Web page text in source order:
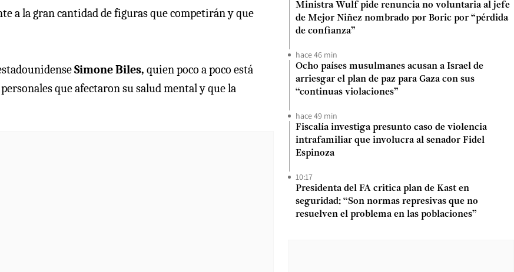
a la gran cantidad de figuras que competirán y que
Simone Biles, quien poco a poco está
que afectaron su salud mental y que la
Ministra Wulf pide renuncia no voluntaria al jefe
de Mejor Niñez nombrado por Boric por “pérdida
de confianza”
hace 46 min
Ocho países musulmanes acusan a Israel de
arriesgar el plan de paz para Gaza con sus
“continuas violaciones”
hace 49 min
Fiscalía investiga presunto caso de violencia
intrafamiliar que involucra al senador Fidel
Espinoza
10:17
Presidenta del FA critica plan de Kast en
seguridad: “Son normas represivas que no
resuelven el problema en las poblaciones”